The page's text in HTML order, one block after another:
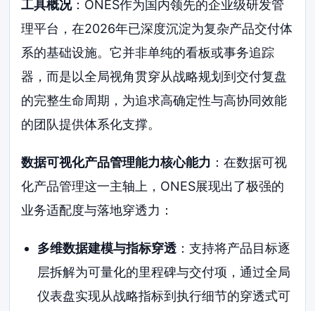
工具概况：ONES作为国内领先的企业级研发管
理平台，在2026年已深度沉淀为复杂产品交付体
系的基础设施。它并非单纯的看板或事务追踪
器，而是以全局视角贯穿从战略规划到交付复盘
的完整生命周期，为追求高确定性与高协同效能
的团队提供体系化支撑。
数据可视化产品管理能力核心能力 ：在数据可视
化产品管理这一主轴上，ONES展现出了极强的
业务适配度与落地穿透力：
多维数据建模与指标穿透：支持将产品目标逐
层拆解为可量化的里程碑与交付项，通过全局
仪表盘实现从战略指标到执行细节的穿透式可